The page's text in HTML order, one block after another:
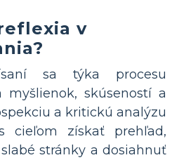
v
sa týka procesu
myšlienok, skúseností a
a kritickú analýzu
cieľom získať prehľad,
stránky a dosiahnuť